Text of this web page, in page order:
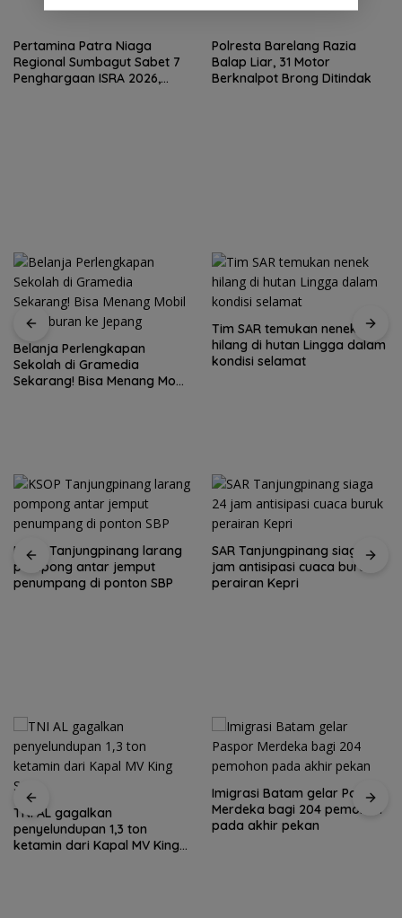
Pertamina Patra Niaga
Regional Sumbagut Sabet 7
Penghargaan ISRA 2026,
Polresta Barelang Razia
Balap Liar, 31 Motor
Berknalpot Brong Ditindak
Belanja Perlengkapan
Sekolah di Gramedia
Sekarang! Bisa Menang Mobil
Tim SAR temukan nenek
hilang di hutan Lingga dalam
kondisi selamat
KSOP Tanjungpinang larang
pompong antar jemput
penumpang di ponton SBP
SAR Tanjungpinang siaga 24
jam antisipasi cuaca buruk
perairan Kepri
TNI AL gagalkan
penyelundupan 1,3 ton
ketamin dari Kapal MV King
Imigrasi Batam gelar Paspor
Merdeka bagi 204 pemohon
pada akhir pekan